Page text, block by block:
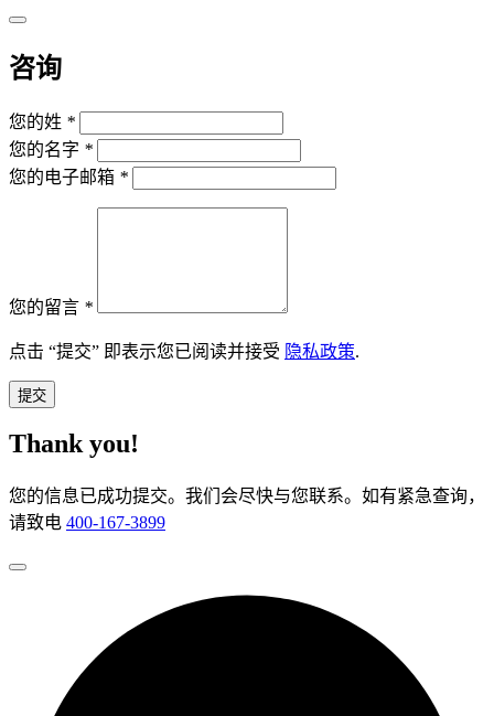
咨询
您的姓 *
您的名字 *
您的电子邮箱 *
您的留言 *
点击 “提交” 即表示您已阅读并接受 隐私政策.
提交
Thank you!
您的信息已成功提交。我们会尽快与您联系。如有紧急查询，
请致电 400-167-3899